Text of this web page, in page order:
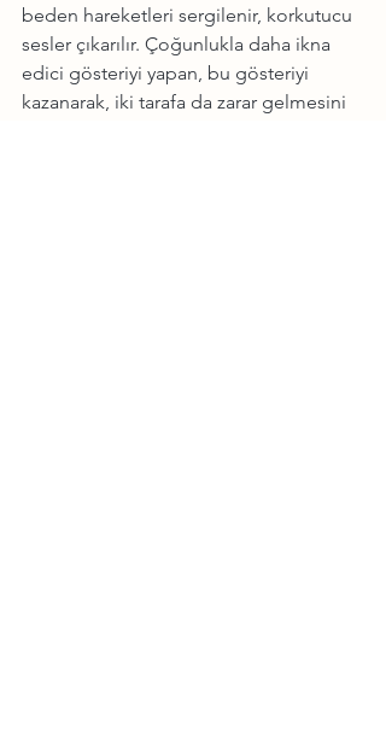
beden hareketleri sergilenir, korkutucu
sesler çıkarılır. Çoğunlukla daha ikna
edici gösteriyi yapan, bu gösteriyi
kazanarak, iki tarafa da zarar gelmesini